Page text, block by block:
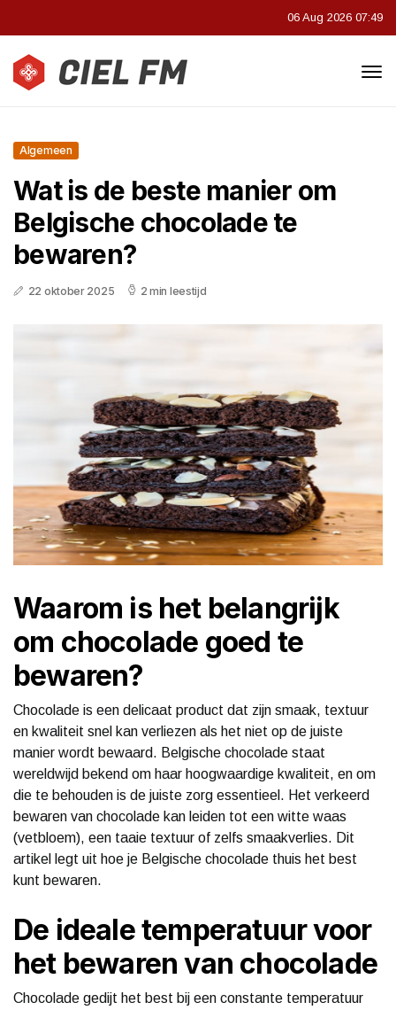
06 Aug 2026 07:49
Algemeen
Wat is de beste manier om
Belgische chocolade te
bewaren?
22 oktober 2025 2 min leestijd
Waarom is het belangrijk
om chocolade goed te
bewaren?
Chocolade is een delicaat product dat zijn smaak, textuur
en kwaliteit snel kan verliezen als het niet op de juiste
manier wordt bewaard. Belgische chocolade staat
wereldwijd bekend om haar hoogwaardige kwaliteit, en om
die te behouden is de juiste zorg essentieel. Het verkeerd
bewaren van chocolade kan leiden tot een witte waas
(vetbloem), een taaie textuur of zelfs smaakverlies. Dit
artikel legt uit hoe je Belgische chocolade thuis het best
kunt bewaren.
De ideale temperatuur voor
het bewaren van chocolade
Chocolade gedijt het best bij een constante temperatuur